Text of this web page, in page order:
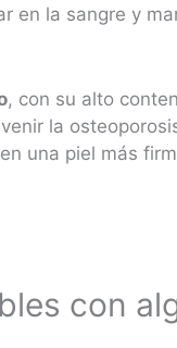
en la sangre y
, con su alto
la
una piel más
con